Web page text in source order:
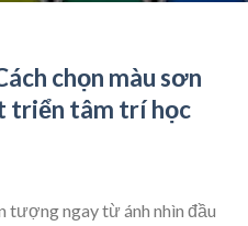
chọn màu sơn
triển tâm trí học
tượng ngay từ ánh nhìn đầu